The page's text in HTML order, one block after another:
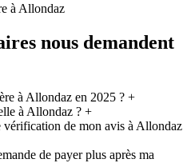
à Allondaz
nous demandent
à Allondaz en 2025 ?+
à Allondaz ?+
vérification de mon avis à Allondaz
de payer plus après ma